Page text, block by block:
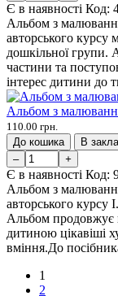
Є в наявності Код:
Альбом з
авторського
дошкільної групи.
частини та
інтерес дитини до
Альбом з
110.00 грн.
До кошика
В
–
+
Є в наявності Код:
Альбом з
авторського курсу
Альбом продовжує
дитиною цікавіші
вміння.До
1
2